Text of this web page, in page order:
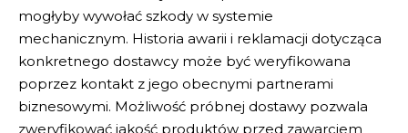
mogłyby wywołać szkody w systemie
mechanicznym. Historia awarii i reklamacji dotycząca
konkretnego dostawcy może być weryfikowana
poprzez kontakt z jego obecnymi partnerami
biznesowymi. Możliwość próbnej dostawy pozwala
zweryfikować jakość produktów przed zawarciem